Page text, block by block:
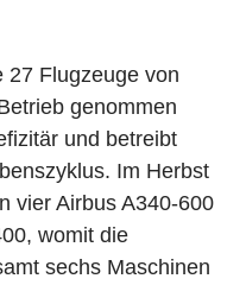
27 Flugzeuge von
genommen
und betreibt
Im Herbst
vier Airbus A340-600
womit die
sechs Maschinen